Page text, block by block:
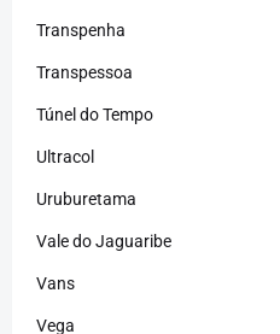
Transpenha
Transpessoa
Túnel do Tempo
Ultracol
Uruburetama
Vale do Jaguaribe
Vans
Vega